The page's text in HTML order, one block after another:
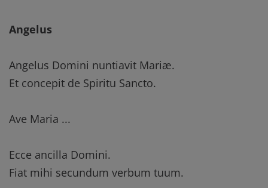
Angelus
Angelus Domini nuntiavit Mariæ.
Et concepit de Spiritu Sancto.
Ave Maria ...
Ecce ancilla Domini.
Fiat mihi secundum verbum tuum.